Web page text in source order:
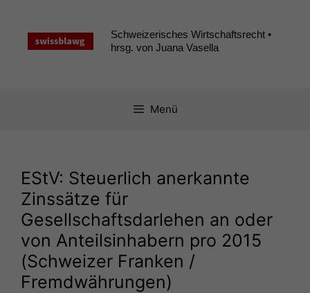
springen
Schweizerisches Wirtschaftsrecht •
hrsg. von Juana Vasella
Menü
EStV: Steuerlich anerkannte
Zinssätze für
Gesellschaftsdarlehen an oder
von Anteilsinhabern pro 2015
(Schweizer Franken /
Fremdwährungen)